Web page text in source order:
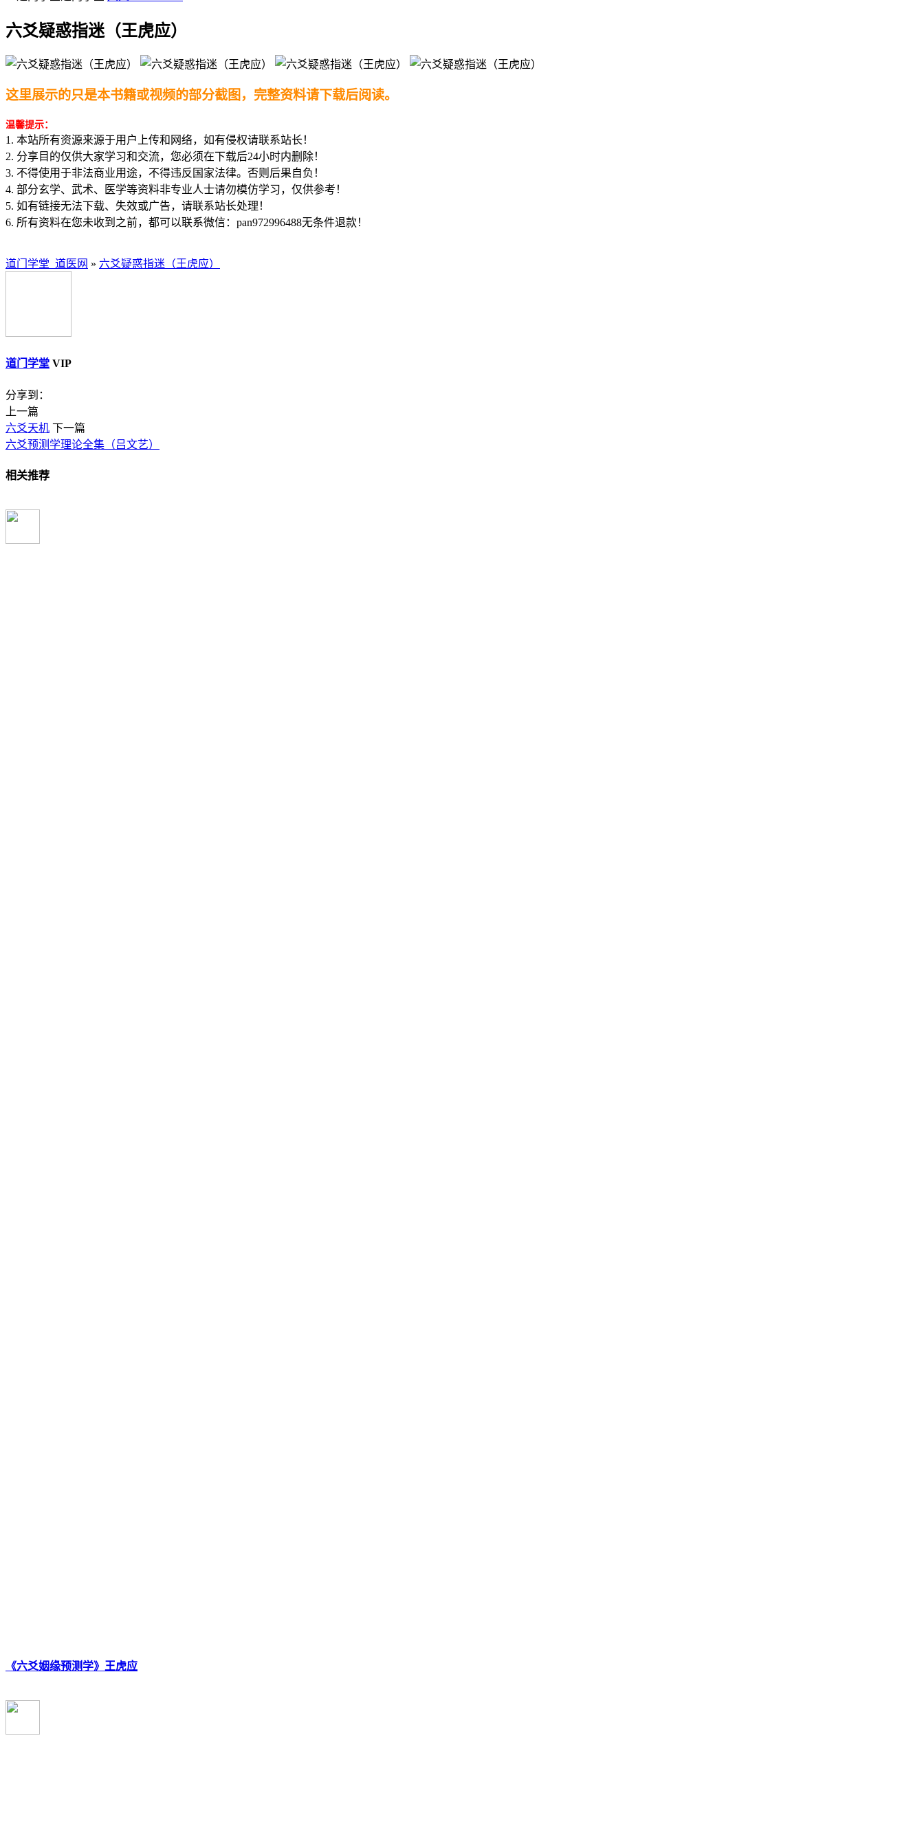
六爻疑惑指迷（王虎应）
这里展示的只是本书籍或视频的部分截图，完整资料请下载后阅读。
温馨提示：
1. 本站所有资源来源于用户上传和网络，如有侵权请联系站长！
2. 分享目的仅供大家学习和交流，您必须在下载后24小时内删除！
3. 不得使用于非法商业用途，不得违反国家法律。否则后果自负！
4. 部分玄学、武术、医学等资料非专业人士请勿模仿学习，仅供参考！
5. 如有链接无法下载、失效或广告，请联系站长处理！
6. 所有资料在您未收到之前，都可以联系微信：pan972996488无条件退款！
道门学堂_道医网 » 六爻疑惑指迷（王虎应）
道门学堂 VIP
分享到：
上一篇
六爻天机 下一篇
六爻预测学理论全集（吕文艺）
相关推荐
《六爻姻缘预测学》王虎应